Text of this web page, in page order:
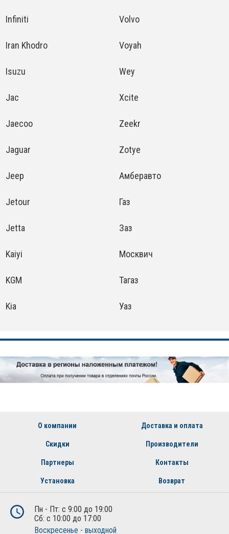
Infiniti
Iran Khodro
Isuzu
Jac
Jaecoo
Jaguar
Jeep
Jetour
Jetta
Kaiyi
KGM
Kia
Volvo
Voyah
Wey
Xcite
Zeekr
Zotye
Амберавто
Газ
Заз
Москвич
Тагаз
Уаз
О компании Доставка и оплата
Скидки Производители
Партнеры Контакты
Установка Возврат
Пн - Пт: с 9:00 до 19:00
Сб: с 10:00 до 17:00
Воскресенье - выходной